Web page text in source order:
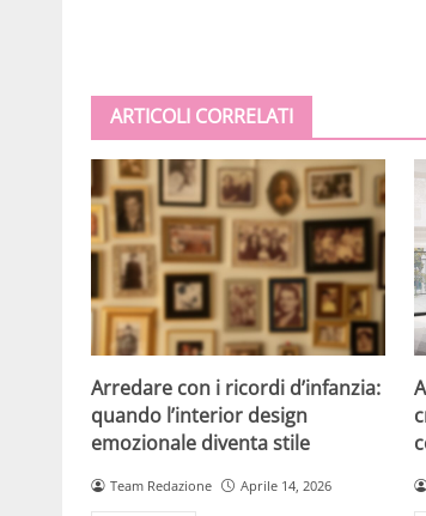
ARTICOLI CORRELATI
Arredare con i ricordi d’infanzia:
quando l’interior design
emozionale diventa stile
Team Redazione Aprile 14, 2026